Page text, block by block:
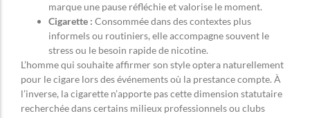
marque une pause réfléchie et valorise le moment.
Cigarette : Consommée dans des contextes plus
informels ou routiniers, elle accompagne souvent le
stress ou le besoin rapide de nicotine.
L’homme qui souhaite affirmer son style optera naturellement
pour le cigare lors des événements où la prestance compte. À
l’inverse, la cigarette n’apporte pas cette dimension statutaire
recherchée dans certains milieux professionnels ou clubs